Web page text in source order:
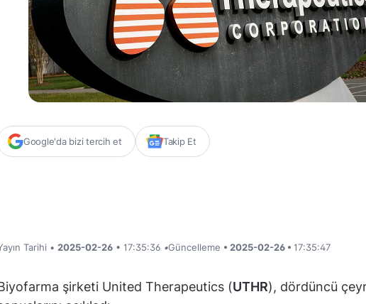
Google'da bizi tercih et Takip Et
Tarihi • 2025-02-26 • 17:35:36 •Güncelleme • 2025-02-26 • 17:35:47
şirketi United Therapeutics (UTHR), dördüncü